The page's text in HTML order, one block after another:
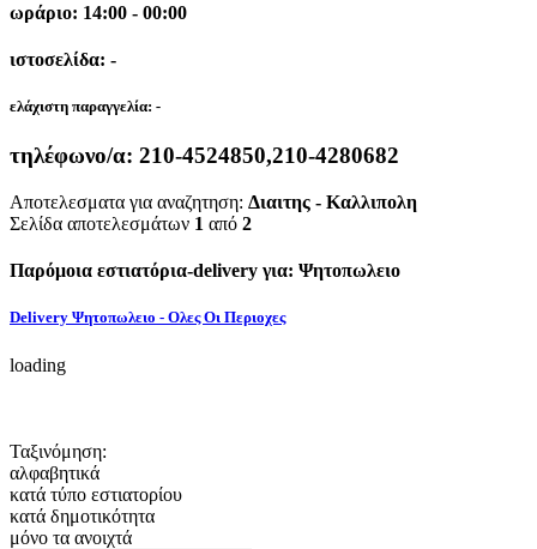
ωράριο: 14:00 - 00:00
ιστοσελίδα: -
ελάχιστη παραγγελία: -
τηλέφωνο/α: 210-4524850,210-4280682
Αποτελεσματα για αναζητηση: Διαιτης - Καλλιπολη
Σελίδα αποτελεσμάτων 1 από 2
Παρόμοια εστιατόρια-delivery για: Ψητοπωλειο
Delivery Ψητοπωλειο - Ολες Οι Περιοχες
loading
Ταξινόμηση:
αλφαβητικά
κατά τύπο εστιατορίου
κατά δημοτικότητα
μόνο τα ανοιχτά